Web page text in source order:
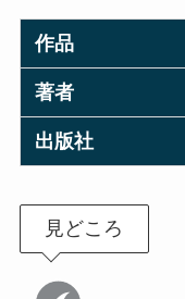
作品
著者
出版社
見どころ